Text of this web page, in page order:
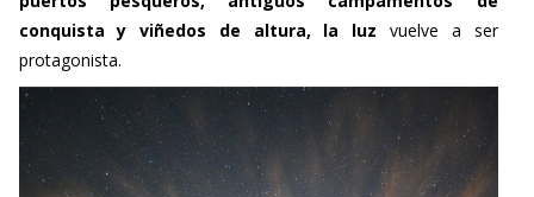
protagonista.